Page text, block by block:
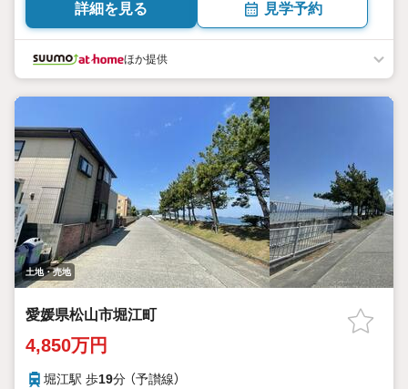
詳細を見る 見学予約
ほか提供
土地・売地
愛媛県松山市堀江町
4,850万円
堀江駅 歩19分 （予讃線）